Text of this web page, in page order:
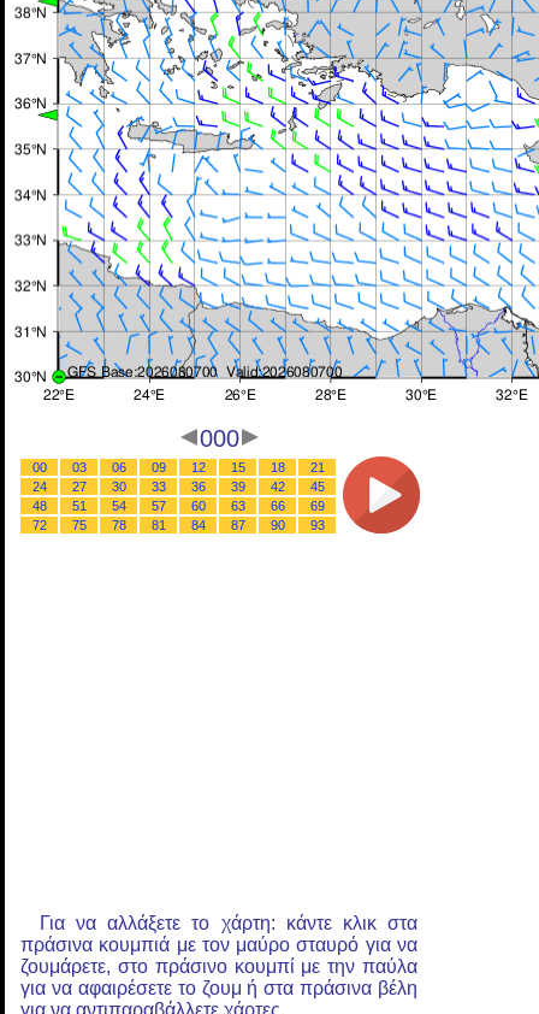
000
00 03 06 09 12 15 18
21
24
27 30 33 36 39 42
45
48
51 54 57 60 63 66
69
72
75 78 81 84 87 90 93
Για να αλλάξετε το χάρτη: κάντε κλικ στα
πράσινα κουμπιά με τον μαύρο σταυρό για να
ζουμάρετε, στο πράσινο κουμπί με την παύλα
για να αφαιρέσετε το ζουμ ή στα πράσινα βέλη
για να αντιπαραβάλλετε χάρτες.